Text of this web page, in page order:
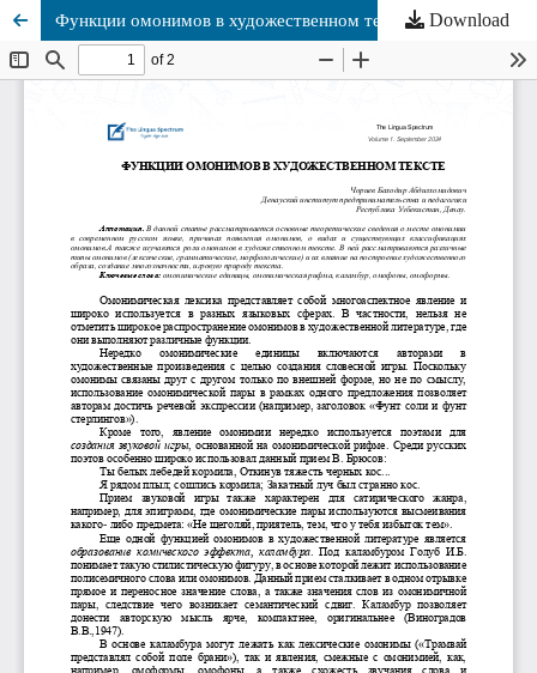
Функции омонимов в художественном тексте Download